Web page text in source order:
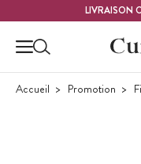
LIVRAISON
Accueil Promotion